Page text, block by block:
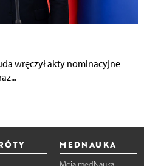
wręczył akty nominacyjne
MEDNAUKA